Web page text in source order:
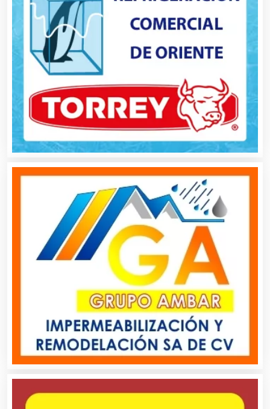
Buceo
Cafeterías
Cajas de Ahorro
Cámaras de Comercio
Camiones para Fletes
Cancelería de Aluminio
Capacitación
Carpinterías
Centros Comerciales